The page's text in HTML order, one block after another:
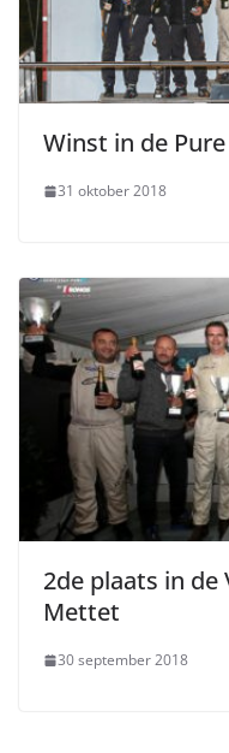
Winst in de
31 oktober 2018
2de plaats in de
Mettet
30 september 2018